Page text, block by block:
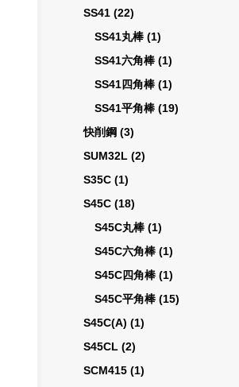
SS41 (22)
SS41丸棒 (1)
SS41六角棒 (1)
SS41四角棒 (1)
SS41平角棒 (19)
快削鋼 (3)
SUM32L (2)
S35C (1)
S45C (18)
S45C丸棒 (1)
S45C六角棒 (1)
S45C四角棒 (1)
S45C平角棒 (15)
S45C(A) (1)
S45CL (2)
SCM415 (1)